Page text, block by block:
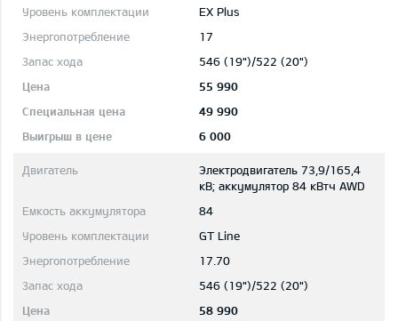
EX Plus
17
546 (19")/522 (20")
55 990
49 990
6 000
Электродвигатель 73,9/165,4
кВ; aккумулятор 84 кВтч AWD
84
GT Line
17.70
546 (19")/522 (20")
58 990